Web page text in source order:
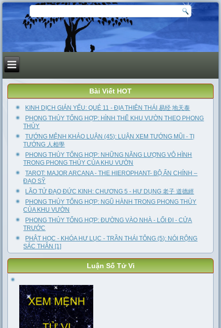
Bài Viết HOT
KINH DỊCH GIẢN YẾU: QUẺ 11 - ĐỊA THIÊN THÁI 易经 地天泰
PHONG THỦY TỔNG HỢP: HÌNH THỂ KHU VƯỜN THEO PHONG
THỦY
TƯỚNG MỆNH KHẢO LUẬN (45): LUẬN XEM TƯỚNG MŨI - TỊ
TƯỚNG 人相學
PHONG THỦY TỔNG HỢP: NHỮNG NĂNG LƯỢNG VÔ HÌNH
TRONG PHONG THỦY CỦA KHU VƯỜN
TAROT: MAJOR ARCANA - THE HIEROPHANT- BỘ ẨN CHÍNH –
ĐẠO SỸ
LÃO TỬ ĐẠO ĐỨC KINH: CHƯƠNG 5 - HƯ DỤNG 老子 道德經
PHONG THỦY TỔNG HỢP: NGŨ HÀNH TRONG PHONG THỦY
CỦA KHU VƯỜN
PHONG THỦY TỔNG HỢP: ĐƯỜNG VÀO NHÀ - LỐI ĐI - CỬA
TRƯỚC
PHẬT HỌC - KHÓA HƯ LỤC - TRẦN THÁI TÔNG (5): NÓI RỘNG
SẮC THÂN [1]
Luận Số Tử Vi